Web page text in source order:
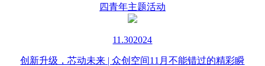
四青年主题活动
11.302024
创新升级，芯动未来 | 众创空间11月不能错过的精彩瞬